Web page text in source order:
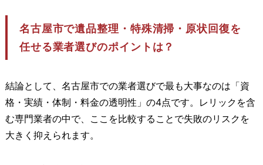
名古屋市で遺品整理・特殊清掃・原状回復を
任せる業者選びのポイントは？
結論として、名古屋市での業者選びで最も大事なのは「資
格・実績・体制・料金の透明性」の4点です。レリックを含
む専門業者の中で、ここを比較することで失敗のリスクを
大きく抑えられます。